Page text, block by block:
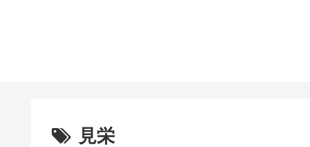
見栄